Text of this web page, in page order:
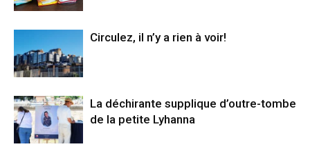
Circulez, il n’y a rien à voir!
La déchirante supplique d’outre-tombe
de la petite Lyhanna